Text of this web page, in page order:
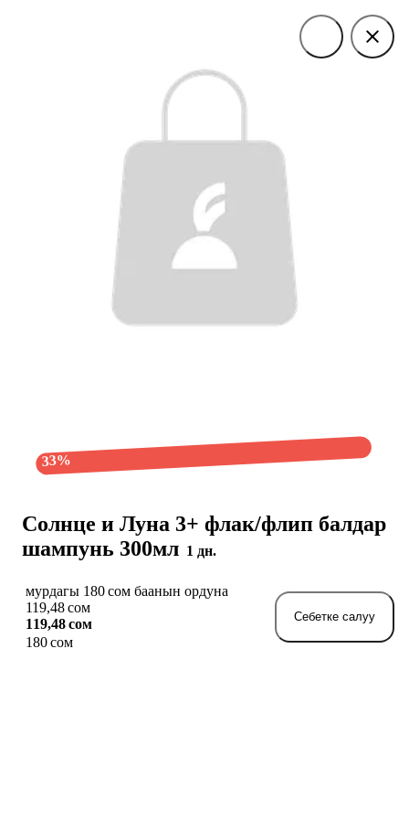
Солнце и Луна 3+ флак/флип балдар
шампунь 300мл 1 дн.
33%
мурдагы 180 сом баанын ордуна
119,48 сом
119,48 сом
180 сом
Себетке салуу